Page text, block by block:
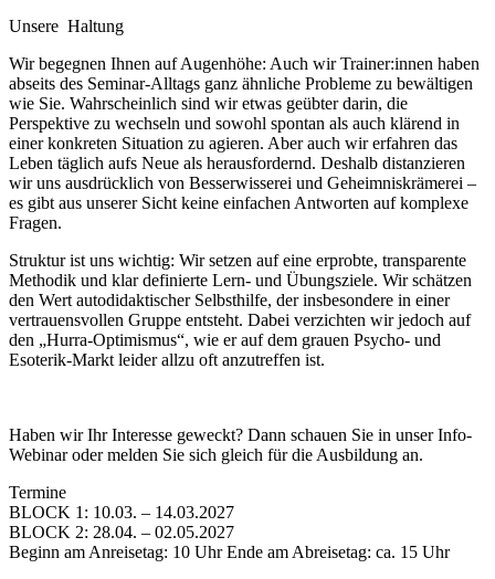
Unsere Haltung
Wir begegnen Ihnen auf Augenhöhe: Auch wir Trainer:innen haben
abseits des Seminar-Alltags ganz ähnliche Probleme zu bewältigen
wie Sie. Wahrscheinlich sind wir etwas geübter darin, die
Perspektive zu wechseln und sowohl spontan als auch klärend in
einer konkreten Situation zu agieren. Aber auch wir erfahren das
Leben täglich aufs Neue als herausfordernd. Deshalb distanzieren
wir uns ausdrücklich von Besserwisserei und Geheimniskrämerei –
es gibt aus unserer Sicht keine einfachen Antworten auf komplexe
Fragen.
Struktur ist uns wichtig: Wir setzen auf eine erprobte, transparente
Methodik und klar definierte Lern- und Übungsziele. Wir schätzen
den Wert autodidaktischer Selbsthilfe, der insbesondere in einer
vertrauensvollen Gruppe entsteht. Dabei verzichten wir jedoch auf
den „Hurra-Optimismus“, wie er auf dem grauen Psycho- und
Esoterik-Markt leider allzu oft anzutreffen ist.
Haben wir Ihr Interesse geweckt? Dann schauen Sie in unser Info-
Webinar oder melden Sie sich gleich für die Ausbildung an.
Termine
BLOCK 1: 10.03. – 14.03.2027
BLOCK 2: 28.04. – 02.05.2027
Beginn am Anreisetag: 10 Uhr Ende am Abreisetag: ca. 15 Uhr